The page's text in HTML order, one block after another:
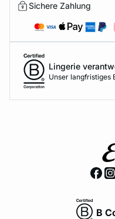
Sichere Zahlung
Lingerie
Unser langfristiges
B